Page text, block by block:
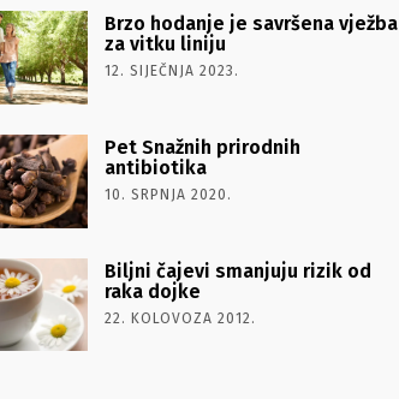
Brzo hodanje je savršena vježba
za vitku liniju
12. SIJEČNJA 2023.
Pet Snažnih prirodnih
antibiotika
10. SRPNJA 2020.
Biljni čajevi smanjuju rizik od
raka dojke
22. KOLOVOZA 2012.